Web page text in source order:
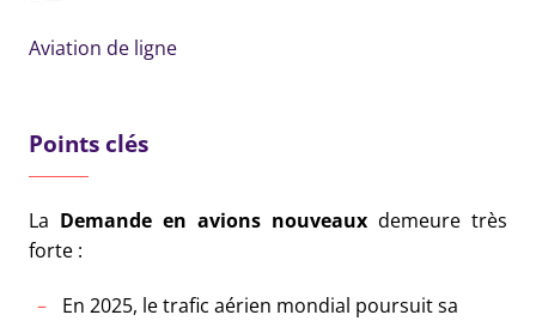
Aviation de ligne
Points clés
La Demande en avions nouveaux demeure très
forte :
En 2025, le trafic aérien mondial poursuit sa